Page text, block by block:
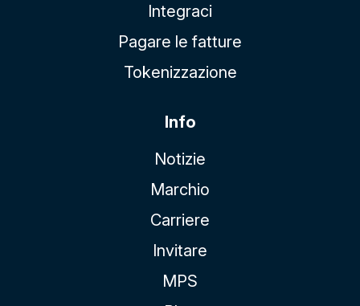
Integraci
Pagare le fatture
Tokenizzazione
Info
Notizie
Marchio
Carriere
Invitare
MPS